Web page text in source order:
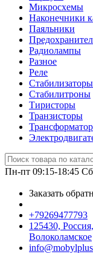
Микросхемы
Наконечники
Паяльники
Радиолампы
Разное
Реле
Стабилитроны
Тиристоры
Транзисторы
Пн-пт 09:15-18:45
Заказать
+79269477793
125430,
Волоколамское